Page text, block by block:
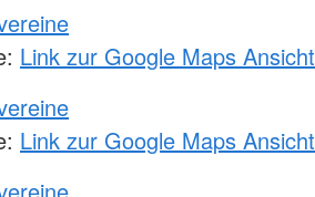
Link zur Google Maps Ansicht
Link zur Google Maps Ansicht